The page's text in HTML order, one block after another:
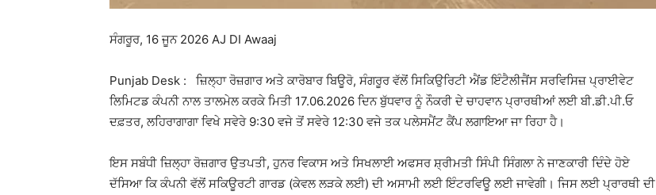
ਸੰਗਰੂਰ, 16 ਜੂਨ 2026 AJ DI Awaaj
Punjab Desk : ਜ਼ਿਲ੍ਹਾ ਰੋਜ਼ਗਾਰ ਅਤੇ ਕਾਰੋਬਾਰ ਬਿਊਰੋ, ਸੰਗਰੂਰ ਵੱਲੋਂ ਸਿਕਿਉਰਿਟੀ ਐਂਡ ਇੰਟੈਲੀਜੈਂਸ ਸਰਵਿਸਿਜ਼ ਪ੍ਰਾਈਵੇਟ
ਲਿਮਿਟਡ ਕੰਪਨੀ ਨਾਲ ਤਾਲਮੇਲ ਕਰਕੇ ਮਿਤੀ 17.06.2026 ਦਿਨ ਬੁੱਧਵਾਰ ਨੂੰ ਨੌਕਰੀ ਦੇ ਚਾਹਵਾਨ ਪ੍ਰਾਰਥੀਆਂ ਲਈ ਬੀ.ਡੀ.ਪੀ.ਓ
ਦਫ਼ਤਰ, ਲਹਿਰਾਗਾਗਾ ਵਿਖੇ ਸਵੇਰੇ 9:30 ਵਜੇ ਤੋਂ ਸਵੇਰੇ 12:30 ਵਜੇ ਤਕ ਪਲੇਸਮੈਂਟ ਕੈਂਪ ਲਗਾਇਆ ਜਾ ਰਿਹਾ ਹੈ।
ਇਸ ਸਬੰਧੀ ਜ਼ਿਲ੍ਹਾ ਰੋਜ਼ਗਾਰ ਉਤਪਤੀ, ਹੁਨਰ ਵਿਕਾਸ ਅਤੇ ਸਿਖਲਾਈ ਅਫਸਰ ਸ਼੍ਰੀਮਤੀ ਸਿੰਪੀ ਸਿੰਗਲਾ ਨੇ ਜਾਣਕਾਰੀ ਦਿੰਦੇ ਹੋਏ
ਦੱਸਿਆ ਕਿ ਕੰਪਨੀ ਵੱਲੋਂ ਸਕਿਊਰਟੀ ਗਾਰਡ (ਕੇਵਲ ਲੜਕੇ ਲਈ) ਦੀ ਅਸਾਮੀ ਲਈ ਇੰਟਰਵਿਊ ਲਈ ਜਾਵੇਗੀ। ਜਿਸ ਲਈ ਪ੍ਰਾਰਥੀ ਦੀ